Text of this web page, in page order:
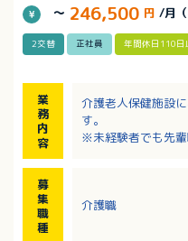
～ 246,500 円 /月（
2交替 正社員 年間休日110日
業
務
内
容
介護老人保健施設
す。
※未経験者でも先
募
集
職
種
介護職